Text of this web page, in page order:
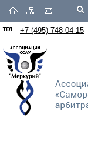
ТЕЛ. +7 (495) 748-04-15